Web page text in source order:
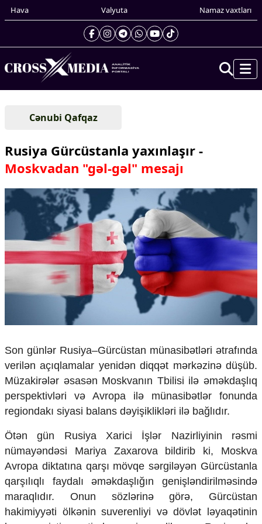
Hava Valyuta Namaz vaxtları
Gündəm
Xarici xəbərlər
Cənubi Qafqaz
Yaxın Şərq
Avropa
Amerika
Asiya
Afrika
Çarpaz baxış
İqtisadi
Araşdırma
Multimedia
Foto
Video
Podcast
Humanitar
Elm və təhsil
Mədəniyyət
Diaspor
Yüksəliş hekayəsi
Cənubi Qafqaz
Rusiya Gürcüstanla yaxınlaşır -
Moskvadan "gəl-gəl" mesajı
Son günlər Rusiya–Gürcüstan münasibətləri ətrafında
verilən açıqlamalar yenidən diqqət mərkəzinə düşüb.
Müzakirələr əsasən Moskvanın Tbilisi ilə əməkdaşlıq
perspektivləri və Avropa ilə münasibətlər fonunda
regiondakı siyasi balans dəyişiklikləri ilə bağlıdır.
Ötən gün Rusiya Xarici İşlər Nazirliyinin rəsmi
nümayəndəsi Mariya Zaxarova bildirib ki, Moskva
Avropa diktatına qarşı mövqe sərgiləyən Gürcüstanla
qarşılıqlı faydalı əməkdaşlığın genişləndirilməsində
maraqlıdır. Onun sözlərinə görə, Gürcüstan
hakimiyyəti ölkənin suverenliyi və dövlət ləyaqətinin